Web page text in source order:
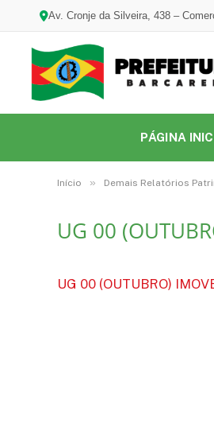
Av. Cronje da Silveira, 438 –
PÁGINA
Início » Demais Relatórios
UG 00
UG 00 (OUTUBRO)